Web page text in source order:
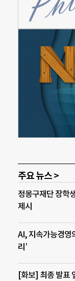
주요 뉴스 >
정몽구재단 장학
제시
AI, 지속가능경영
리’
[화보] 최종 발표